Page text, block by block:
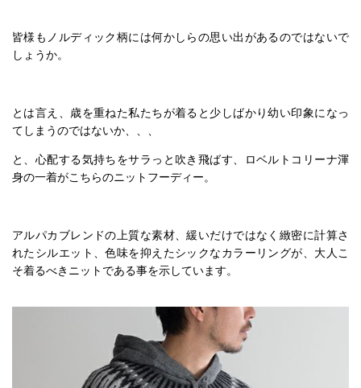
皆様もノルディック柄には何かしらの思い出があるのではないで
しょうか。
とは言え、歳を重ねた私たちが着ると少しばかり幼い印象になっ
てしまうのではないか、、、
と、心配する気持ちをサラっと吹き飛ばす、ロベルトコリーナ渾
身の一着がこちらのニットフーディー。
アルパカブレンドの上質な素材、緩いだけではなく緻密に計算さ
れたシルエット、色味を抑えたシックなカラーリングが、大人こ
そ着るべきニットである事を示しています。